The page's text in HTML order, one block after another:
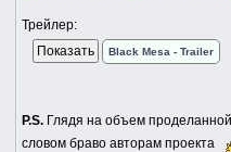
Трейлер:
Black Mesa - Trailer
P.S. Глядя на объем
словом браво авторам проекта